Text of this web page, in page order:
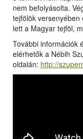
nem befolyásolta.
tejfölök
lett a Magyar tejföl,
További információk
elérhetők a Nébih
oldalán: http://